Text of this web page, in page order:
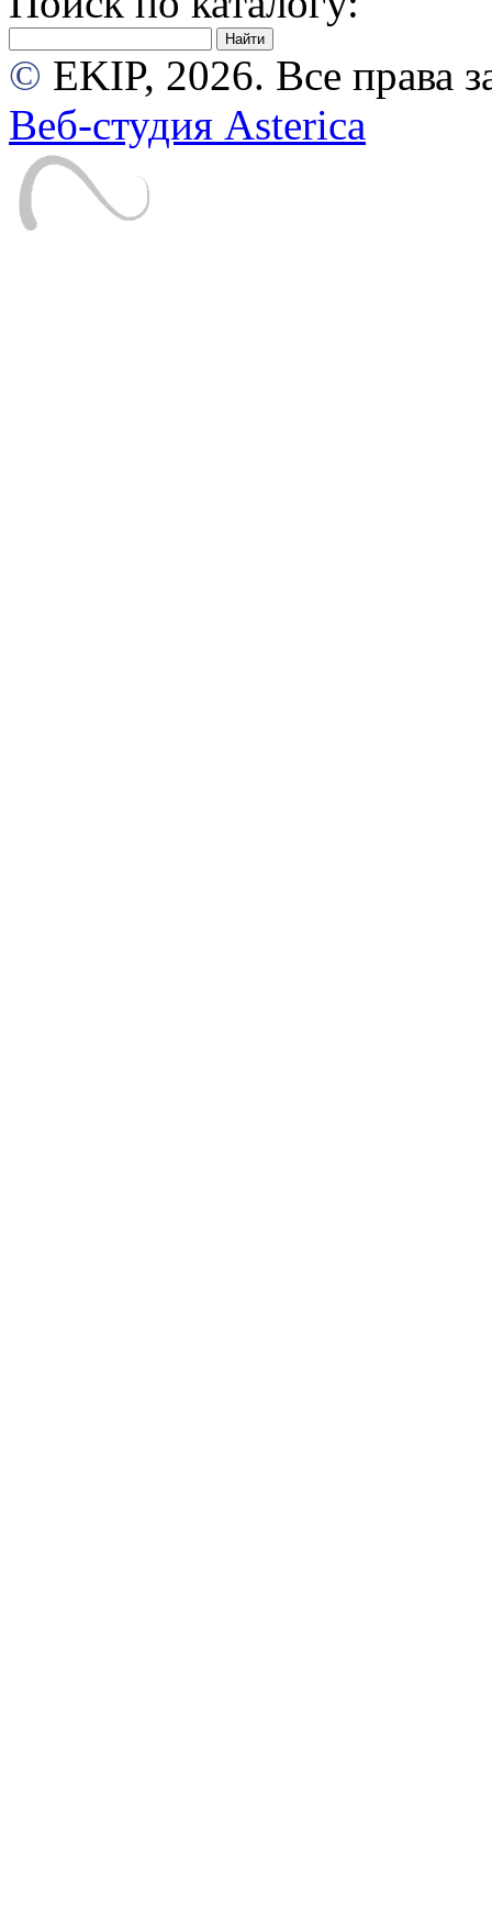
© EKIP, 2026. Все права
Веб-студия Asterica